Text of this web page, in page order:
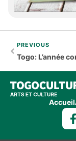
PREVIOUS
Accueil